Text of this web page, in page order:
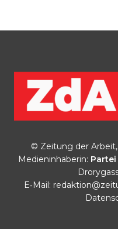
© Zeitung der
Medieninhaberin:
E‑Mail: